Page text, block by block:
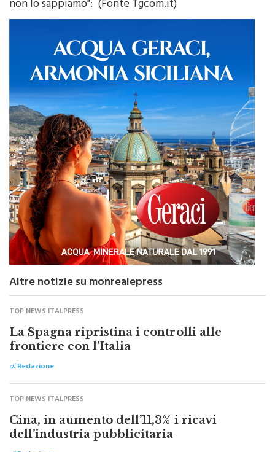
Altre notizie su monrealepress
TOP NEWS ITALPRESS
La Spagna ripristina i controlli alle
frontiere con l’Italia
diRedazione
TOP NEWS ITALPRESS
Cina, in aumento dell’11,3% i ricavi
dell’industria pubblicitaria
diRedazione